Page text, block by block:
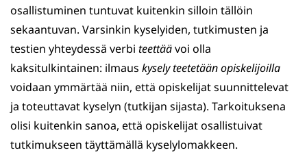
osallistuminen tuntuvat kuitenkin silloin tällöin
sekaantuvan. Varsinkin kyselyiden, tutkimusten ja
testien yhteydessä verbi teettäävoi olla
kaksitulkintainen: ilmaus kysely teetetään opiskelijoilla
voidaan ymmärtää niin, että opiskelijat suunnittelevat
ja toteuttavat kyselyn (tutkijan sijasta). Tarkoituksena
olisi kuitenkin sanoa, että opiskelijat osallistuivat
tutkimukseen täyttämällä kyselylomakkeen.